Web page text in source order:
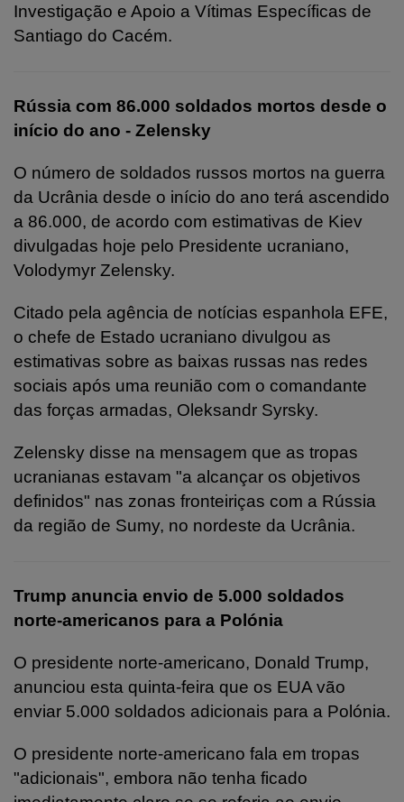
Investigação e Apoio a Vítimas Específicas de
Santiago do Cacém.
Rússia com 86.000 soldados mortos desde o
início do ano - Zelensky
O número de soldados russos mortos na guerra
da Ucrânia desde o início do ano terá ascendido
a 86.000, de acordo com estimativas de Kiev
divulgadas hoje pelo Presidente ucraniano,
Volodymyr Zelensky.
Citado pela agência de notícias espanhola EFE,
o chefe de Estado ucraniano divulgou as
estimativas sobre as baixas russas nas redes
sociais após uma reunião com o comandante
das forças armadas, Oleksandr Syrsky.
Zelensky disse na mensagem que as tropas
ucranianas estavam "a alcançar os objetivos
definidos" nas zonas fronteiriças com a Rússia
da região de Sumy, no nordeste da Ucrânia.
Trump anuncia envio de 5.000 soldados
norte-americanos para a Polónia
O presidente norte-americano, Donald Trump,
anunciou esta quinta-feira que os EUA vão
enviar 5.000 soldados adicionais para a Polónia.
O presidente norte-americano fala em tropas
"adicionais", embora não tenha ficado